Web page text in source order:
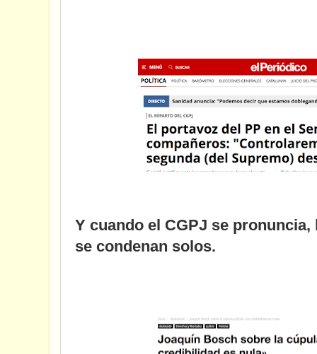
Y cuando el CGPJ se
se condenan solos.